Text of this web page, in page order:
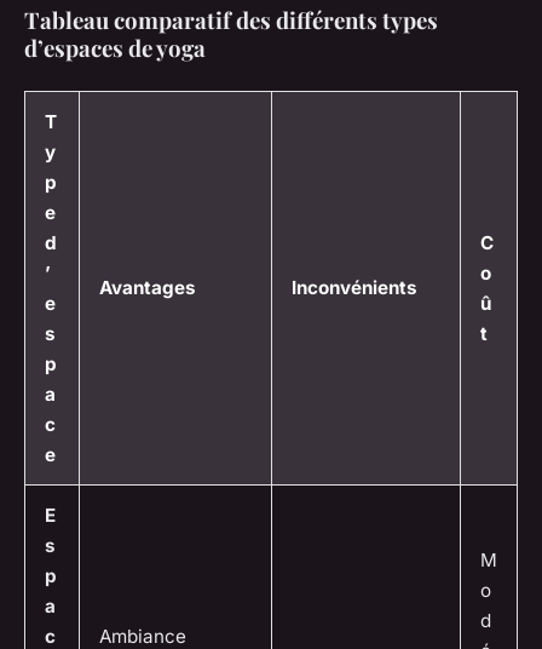
Tableau comparatif des différents types
d’espaces de yoga
T
y
p
e
d
’
e
s
p
a
c
e
Avantages Inconvénients
C
o
û
t
E
s
p
a
c
Ambiance
M
o
d